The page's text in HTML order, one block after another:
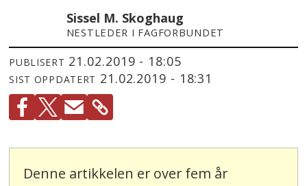
Sissel M. Skoghaug
NESTLEDER I FAGFORBUNDET
PUBLISERT 21.02.2019 - 18:05
SIST OPPDATERT 21.02.2019 - 18:31
Denne artikkelen er over fem år